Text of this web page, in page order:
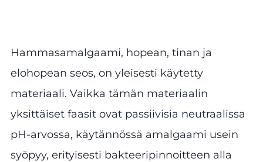
Hammasamalgaami, hopean, tinan ja
elohopean seos, on yleisesti käytetty
materiaali. Vaikka tämän materiaalin
yksittäiset faasit ovat passiivisia neutraalissa
pH-arvossa, käytännössä amalgaami usein
syöpyy, erityisesti bakteeripinnoitteen alla